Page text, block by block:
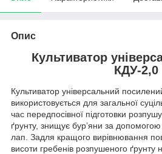
Опис
Культиватор
КДУ-2,0
Культиватор універсальний
використовується для загальної
час передпосівної підготовки
ґрунту, знищує бур’яни за допомогою
лап. Задля кращого вирівнювання
висоти гребенів розпушеного ґрунту